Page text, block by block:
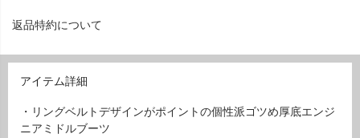
返品特約について
アイテム詳細
・リングベルトデザインがポイントの個性派ゴツめ厚底エンジ
ニアミドルブーツ